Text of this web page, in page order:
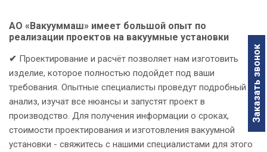
Заказать звонок
АО «Вакууммаш» имеет большой опыт по
реализации проектов на вакуумные установки
✔ Проектирование и расчёт позволяет нам изготовить
изделие, которое полностью подойдет под ваши
требования. Опытные специалисты проведут подробный
анализ, изучат все нюансы и запустят проект в
производство. Для получения информации о сроках,
стоимости проектирования и изготовления вакуумной
установки - свяжитесь с нашими специалистами для этого